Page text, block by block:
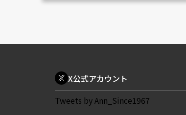
X公式アカウント
Tweets by Ann_Since1967